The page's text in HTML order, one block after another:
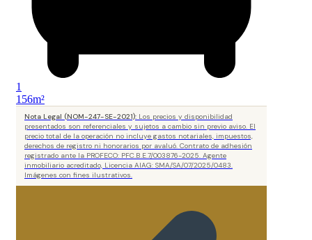
1
156m²
Nota Legal (NOM-247-SE-2021): Los precios y disponibilidad
presentados son referenciales y sujetos a cambio sin previo aviso. El
precio total de la operación no incluye gastos notariales, impuestos,
derechos de registro ni honorarios por avaluó. Contrato de adhesión
registrado ante la PROFECO: PFC.B.E.7/003876-2025. Agente
inmobiliario acreditado, Licencia AIAG: SMA/SA/07/2025/0483.
Imágenes con fines ilustrativos.